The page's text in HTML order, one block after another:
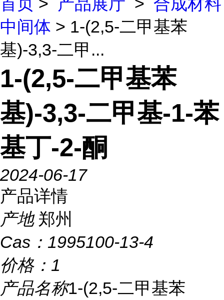
中间体 > 1-(2,5-二甲基苯
基)-3,3-二甲...
1-(2,5-二甲基苯
基)-3,3-二甲基-1-苯
基丁-2-酮
2024-06-17
产品详情
产地 郑州
Cas： 1995100-13-4
价格： 1
产品名称1-(2,5-二甲基苯